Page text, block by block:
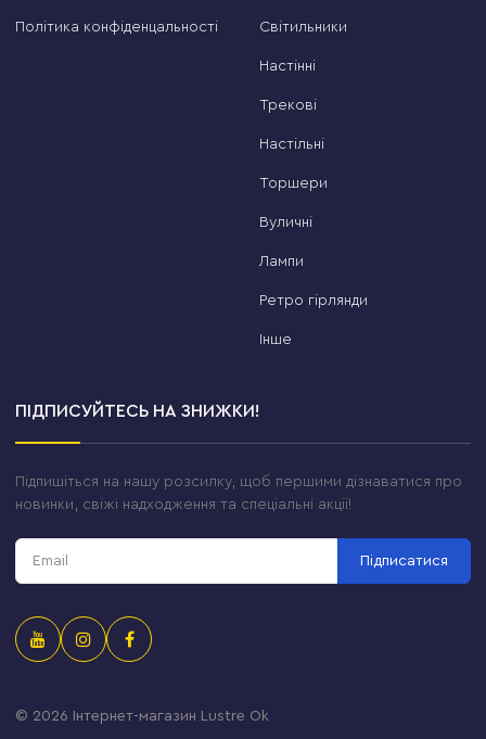
Політика конфіденцальності Світильники
Настінні
Трекові
Настільні
Торшери
Вуличні
Лампи
Ретро гірлянди
Інше
ПІДПИСУЙТЕСЬ НА ЗНИЖКИ!
Підпишіться на нашу розсилку, щоб першими дізнаватися про
новинки, свіжі надходження та спеціальні акції!
Підписатися
© 2026 Інтернет-магазин Lustre Ok